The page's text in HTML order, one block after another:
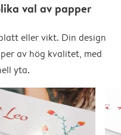
val av papper
eller vikt. Din design
av hög kvalitet, med
yta.